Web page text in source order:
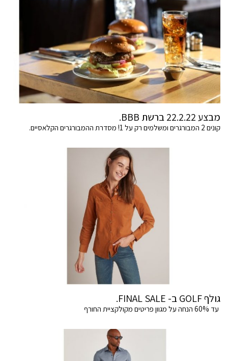
מבצע 22.2.22 ברשת BBB.
קונים 2 המבורגרים ומשלמים רק על 1! מסדרת ההמבורגרים הקלאסיים.
גולף GOLF ב- FINAL SALE.
עד 60% הנחה על מגוון פריטים מקולקציית החורף